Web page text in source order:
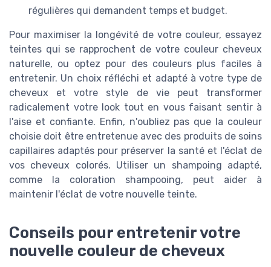
régulières qui demandent temps et budget.
Pour maximiser la longévité de votre couleur, essayez
teintes qui se rapprochent de votre couleur cheveux
naturelle, ou optez pour des couleurs plus faciles à
entretenir. Un choix réfléchi et adapté à votre type de
cheveux et votre style de vie peut transformer
radicalement votre look tout en vous faisant sentir à
l'aise et confiante. Enfin, n'oubliez pas que la couleur
choisie doit être entretenue avec des produits de soins
capillaires adaptés pour préserver la santé et l'éclat de
vos cheveux colorés. Utiliser un shampoing adapté,
comme la coloration shampooing, peut aider à
maintenir l'éclat de votre nouvelle teinte.
Conseils pour entretenir votre
nouvelle couleur de cheveux